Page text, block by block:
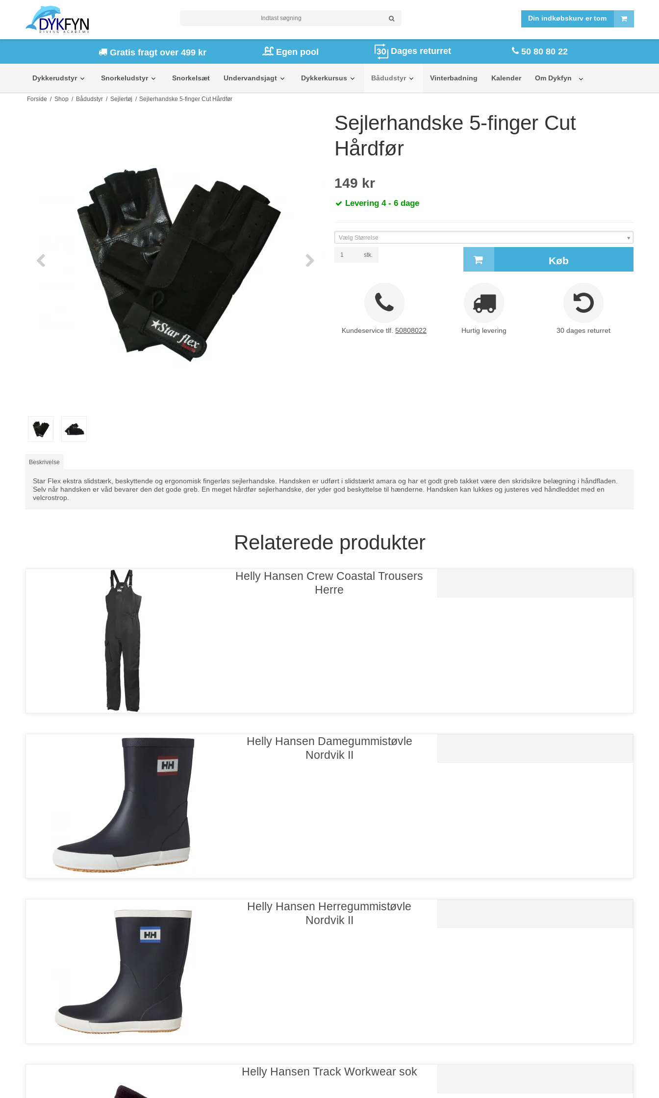
FORSIDE SHOP
Din indkøbskurv er tom
Gratis fragt over 499 kr Egen pool Dages returret 50 80 80 22
Dykkerudstyr Snorkeludstyr Snorkelsæt Undervandsjagt Dykkerkursus Bådudstyr Vinterbadning Kalender Om Dykfyn
Forside / Shop / Bådudstyr / Sejlertøj / Sejlerhandske 5-finger Cut Hårdfør
Sejlerhandske 5-finger Cut
Hårdfør
149 kr
Levering 4 - 6 dage
Vælg Størrelse
stk. Køb
Kundeservice tlf. 50808022 Hurtig levering 30 dages returret
Beskrivelse
Star Flex ekstra slidstærk, beskyttende og ergonomisk fingerløs sejlerhandske. Handsken er udført i slidstærkt amara og har et godt greb takket være den skridsikre belægning i håndfladen.
Selv når handsken er våd bevarer den det gode greb. En meget hårdfør sejlerhandske, der yder god beskyttelse til hænderne. Handsken kan lukkes og justeres ved håndleddet med en
velcrostrop.
Relaterede produkter
Helly Hansen Crew Coastal Trousers
Herre
Helly Hansen Damegummistøvle
Nordvik II
Helly Hansen Herregummistøvle
Nordvik II
Helly Hansen Track Workwear sok